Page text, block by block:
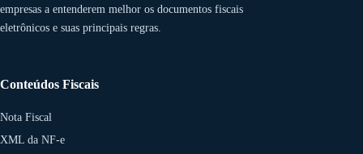
empresas a entenderem melhor os documentos fiscais
eletrônicos e suas principais regras.
Conteúdos Fiscais
Nota Fiscal
XML da NF-e